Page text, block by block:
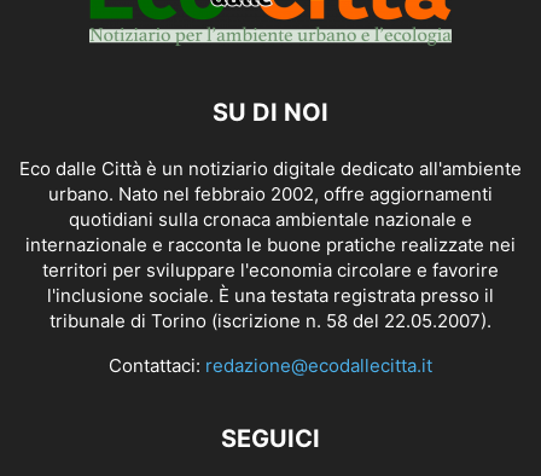
SU DI NOI
Eco dalle Città è un notiziario digitale dedicato all'ambiente
urbano. Nato nel febbraio 2002, offre aggiornamenti
quotidiani sulla cronaca ambientale nazionale e
internazionale e racconta le buone pratiche realizzate nei
territori per sviluppare l'economia circolare e favorire
l'inclusione sociale. È una testata registrata presso il
tribunale di Torino (iscrizione n. 58 del 22.05.2007).
Contattaci: redazione@ecodallecitta.it
SEGUICI